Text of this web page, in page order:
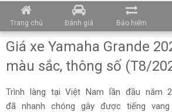
Trang chủ Đánh giá Bảo hiểm
Giá xe Yamaha Grande
màu sắc, thông số (T8/
Trình làng tại Việt Nam lần đầu năm
đã nhanh chóng gây được tiếng